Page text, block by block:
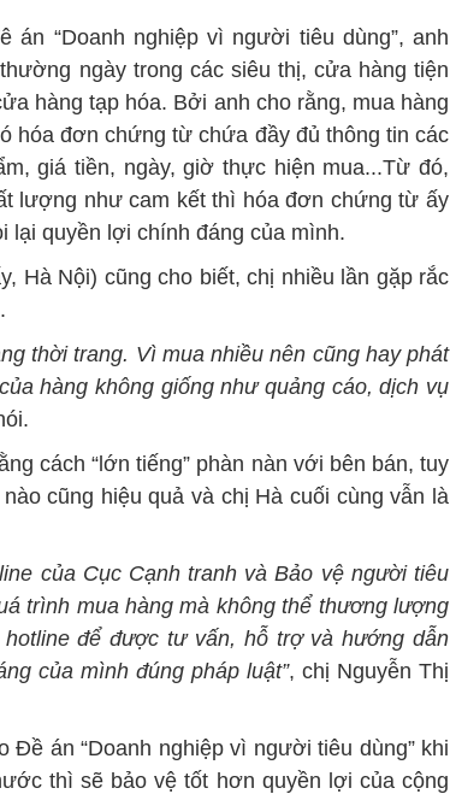
án “Doanh nghiệp vì người tiêu dùng”, anh
ngày trong các siêu thị, cửa hàng tiện
hàng tạp hóa. Bởi anh cho rằng, mua hàng
hóa đơn chứng từ chứa đầy đủ thông tin các
giá tiền, ngày, giờ thực hiện mua...Từ đó,
lượng như cam kết thì hóa đơn chứng từ ấy
lại quyền lợi chính đáng của mình.
Hà Nội) cũng cho biết, chị nhiều lần gặp rắc
thời trang. Vì mua nhiều nên cũng hay phát
hàng không giống như quảng cáo, dịch vụ
cách “lớn tiếng” phàn nàn với bên bán, tuy
cũng hiệu quả và chị Hà cuối cùng vẫn là
của Cục Cạnh tranh và Bảo vệ người tiêu
trình mua hàng mà không thể thương lượng
để được tư vấn, hỗ trợ và hướng dẫn
của mình đúng pháp luật”, chị Nguyễn Thị
án “Doanh nghiệp vì người tiêu dùng” khi
thì sẽ bảo vệ tốt hơn quyền lợi của cộng